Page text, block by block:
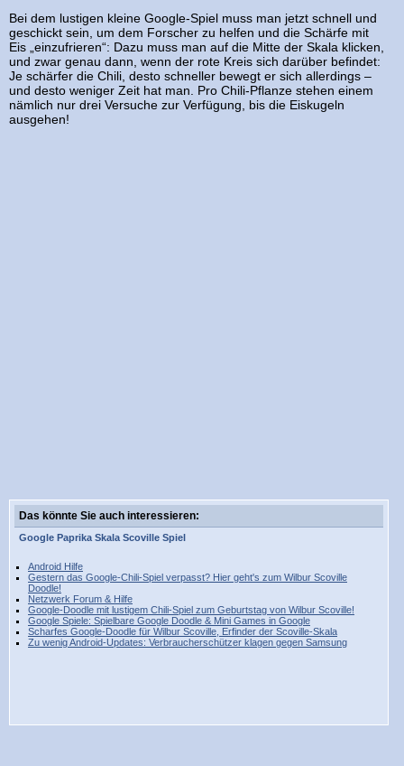
Bei dem lustigen kleine Google-Spiel muss man jetzt schnell und
geschickt sein, um dem Forscher zu helfen und die Schärfe mit
Eis „einzufrieren“: Dazu muss man auf die Mitte der Skala klicken,
und zwar genau dann, wenn der rote Kreis sich darüber befindet:
Je schärfer die Chili, desto schneller bewegt er sich allerdings –
und desto weniger Zeit hat man. Pro Chili-Pflanze stehen einem
nämlich nur drei Versuche zur Verfügung, bis die Eiskugeln
ausgehen!
Das könnte Sie auch interessieren:
Google Paprika Skala Scoville Spiel
Android Hilfe
Gestern das Google-Chili-Spiel verpasst? Hier geht's zum Wilbur Scoville
Doodle!
Netzwerk Forum & Hilfe
Google-Doodle mit lustigem Chili-Spiel zum Geburtstag von Wilbur Scoville!
Google Spiele: Spielbare Google Doodle & Mini Games in Google
Scharfes Google-Doodle für Wilbur Scoville, Erfinder der Scoville-Skala
Zu wenig Android-Updates: Verbraucherschützer klagen gegen Samsung